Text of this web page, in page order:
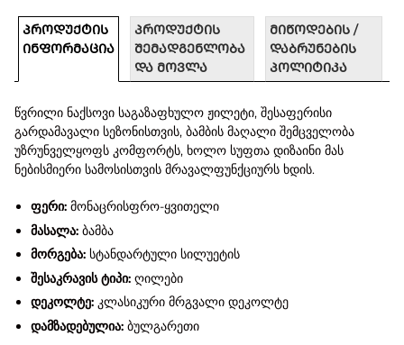
ᲞᲠᲝᲓᲣᲥᲢᲘᲡ
ᲘᲜᲤᲝᲠᲛᲐᲪᲘᲐ
ᲞᲠᲝᲓᲣᲥᲢᲘᲡ
ᲨᲔᲛᲐᲓᲒᲔᲜᲚᲝᲑᲐ
ᲓᲐ ᲛᲝᲕᲚᲐ
ᲛᲘᲬᲝᲓᲔᲑᲘᲡ /
ᲓᲐᲑᲠᲣᲜᲔᲑᲘᲡ
ᲞᲝᲚᲘᲢᲘᲙᲐ
წვრილი ნაქსოვი საგაზაფხულო ჟილეტი, შესაფერისი
გარდამავალი სეზონისთვის, ბამბის მაღალი შემცველობა
უზრუნველყოფს კომფორტს, ხოლო სუფთა დიზაინი მას
ნებისმიერი სამოსისთვის მრავალფუნქციურს ხდის.
ფერი:მონაცრისფრო-ყვითელი
მასალა:ბამბა
მორგება:სტანდარტული სილუეტის
შესაკრავის ტიპი:ღილები
დეკოლტე:კლასიკური მრგვალი დეკოლტე
დამზადებულია:ბულგარეთი